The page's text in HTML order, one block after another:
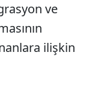
ve
ilişkin